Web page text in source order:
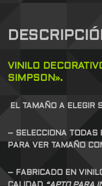
VINILO
SIMPSON».
EL TAMAÑO A ELEGIR
– SELECCIONA TODAS
PARA VER TAMAÑO
– FABRICADO EN